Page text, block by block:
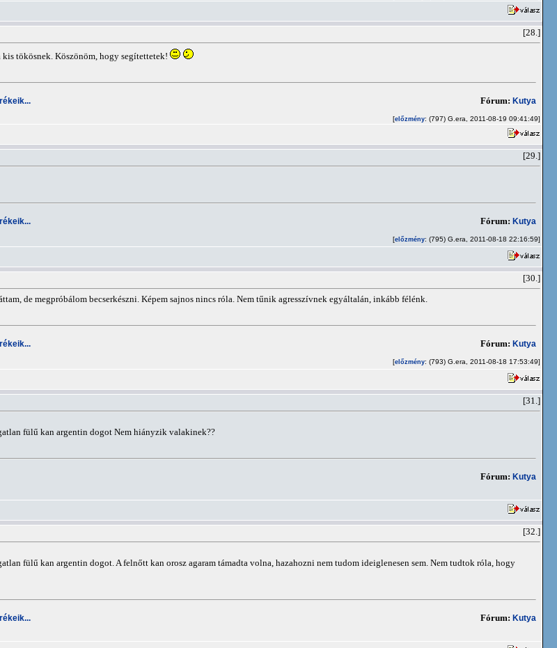
[28.]
kis tökösnek. Köszönöm, hogy segítettetek!
Fórum: Kutya
[előzmény: (797) G.era, 2011-08-19 09:41:49]
[29.]
Fórum: Kutya
[előzmény: (795) G.era, 2011-08-18 22:16:59]
[30.]
de megpróbálom becserkészni. Képem sajnos nincs róla. Nem tűnik agresszívnek egyáltalán, inkább félénk.
Fórum: Kutya
[előzmény: (793) G.era, 2011-08-18 17:53:49]
[31.]
fülű kan argentin dogot Nem hiányzik valakinek??
Fórum: Kutya
[32.]
fülű kan argentin dogot. A felnőtt kan orosz agaram támadta volna, hazahozni nem tudom ideiglenesen sem. Nem tudtok róla, hogy
Fórum: Kutya